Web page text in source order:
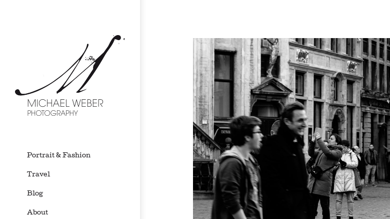
Portrait & Fashion
Travel
Blog
About